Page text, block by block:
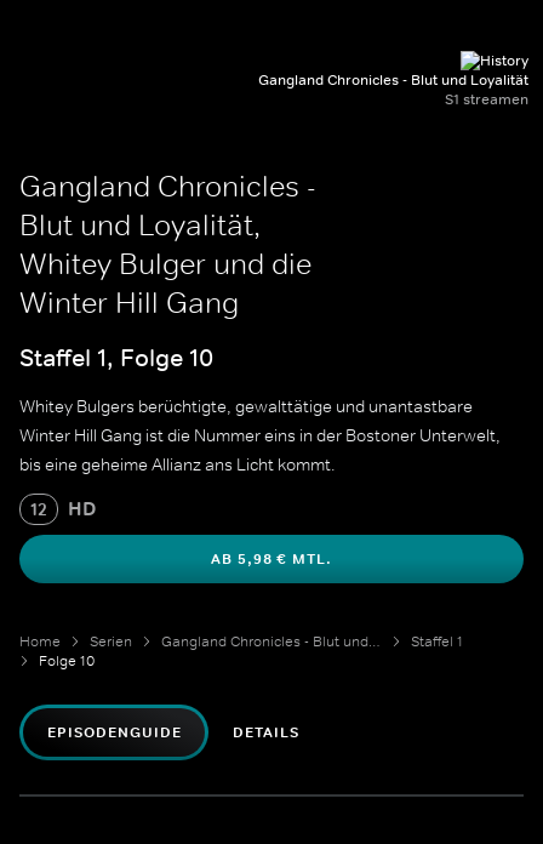
Gangland Chronicles - Blut und Loyalität
S1 streamen
Gangland Chronicles -
Blut und Loyalität,
Whitey Bulger und die
Winter Hill Gang
Staffel 1, Folge 10
Whitey Bulgers berüchtigte, gewalttätige und unantastbare
Winter Hill Gang ist die Nummer eins in der Bostoner Unterwelt,
bis eine geheime Allianz ans Licht kommt.
12 HD
AB 5,98 € MTL.
Home Serien Gangland Chronicles - Blut und Loyalität
Staffel 1
Folge 10
EPISODENGUIDE DETAILS